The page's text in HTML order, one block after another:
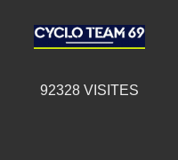
92328VISITES